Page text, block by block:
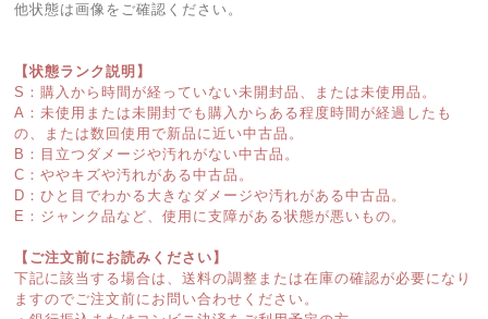
他状態は画像をご確認ください。
【状態ランク説明】
S：購入から時間が経っていない未開封品、または未使用品。
A：未使用または未開封でも購入からある程度時間が経過したも
の、または数回使用で新品に近い中古品。
B：目立つダメージや汚れがない中古品。
C：ややキズや汚れがある中古品。
D：ひと目でわかる大きなダメージや汚れがある中古品。
E：ジャンク品など、使用に支障がある状態が悪いもの。
【ご注文前にお読みください】
下記に該当する場合は、送料の調整または在庫の確認が必要になり
ますのでご注文前にお問い合わせください。